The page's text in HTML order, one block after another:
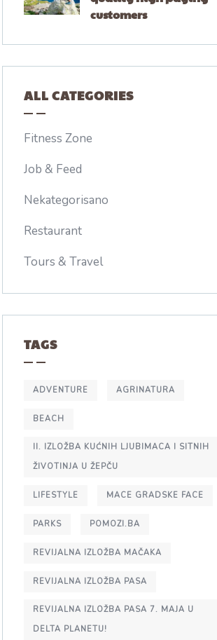
customers
ALL CATEGORIES
Fitness Zone
Job & Feed
Nekategorisano
Restaurant
Tours & Travel
TAGS
ADVENTURE AGRINATURA
BEACH
II. IZLOŽBA KUĆNIH LJUBIMACA I SITNIH
ŽIVOTINJA U ŽEPČU
LIFESTYLE MACE GRADSKE FACE
PARKS POMOZI.BA
REVIJALNA IZLOŽBA MAČAKA
REVIJALNA IZLOŽBA PASA
REVIJALNA IZLOŽBA PASA 7. MAJA U
DELTA PLANETU!